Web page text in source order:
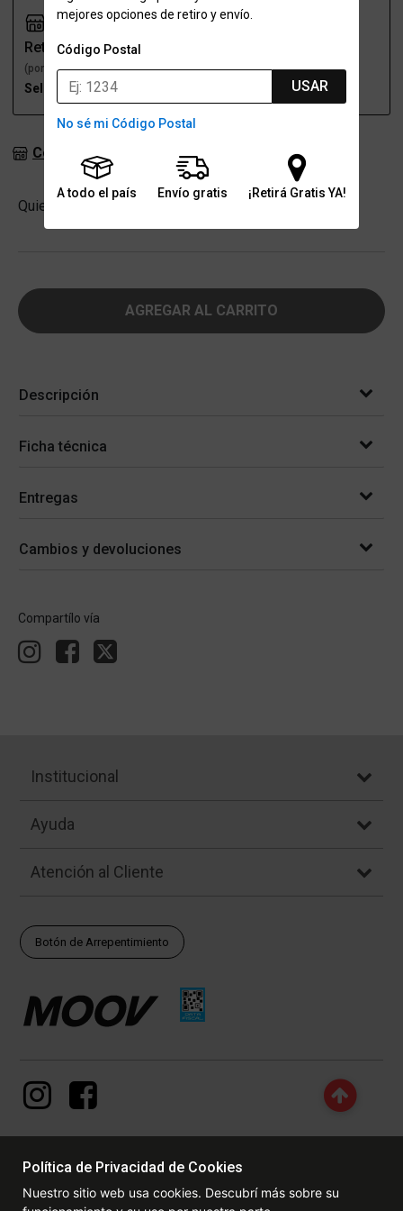
mejores opciones de retiro y envío.
Código Postal
USAR
No sé mi Código Postal
A todo el país Envío gratis ¡Retirá Gratis YA!
Retiro
(por una sucursal)
Seleccioná talle
(a domicilio)
Seleccioná talle
Consultar stock en sucursales
Quiero Cantidad
AGREGAR AL CARRITO
Descripción
Ficha técnica
Entregas
Cambios y devoluciones
Compartílo vía
Institucional
Ayuda
Atención al Cliente
Botón de Arrepentimiento
DERECHOS RESERVADOS. Las fotos contenidas en este site, el
Política de Privacidad de Cookies
Nuestro sitio web usa cookies. Descubrí más sobre su